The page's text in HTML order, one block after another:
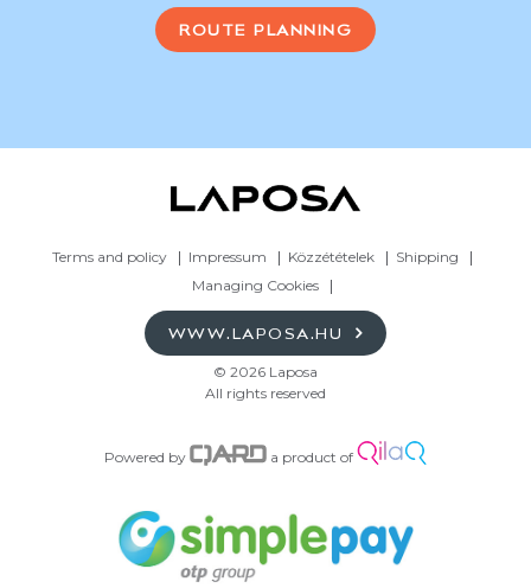
ROUTE PLANNING
Terms and policy Impressum Közzétételek
Shipping
Managing Cookies
WWW.LAPOSA.HU
© 2026 Laposa
All rights reserved
Powered by a product of